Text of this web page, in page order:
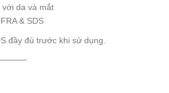
với da và mắt
& SDS
đầy đủ trước khi sử dụng.